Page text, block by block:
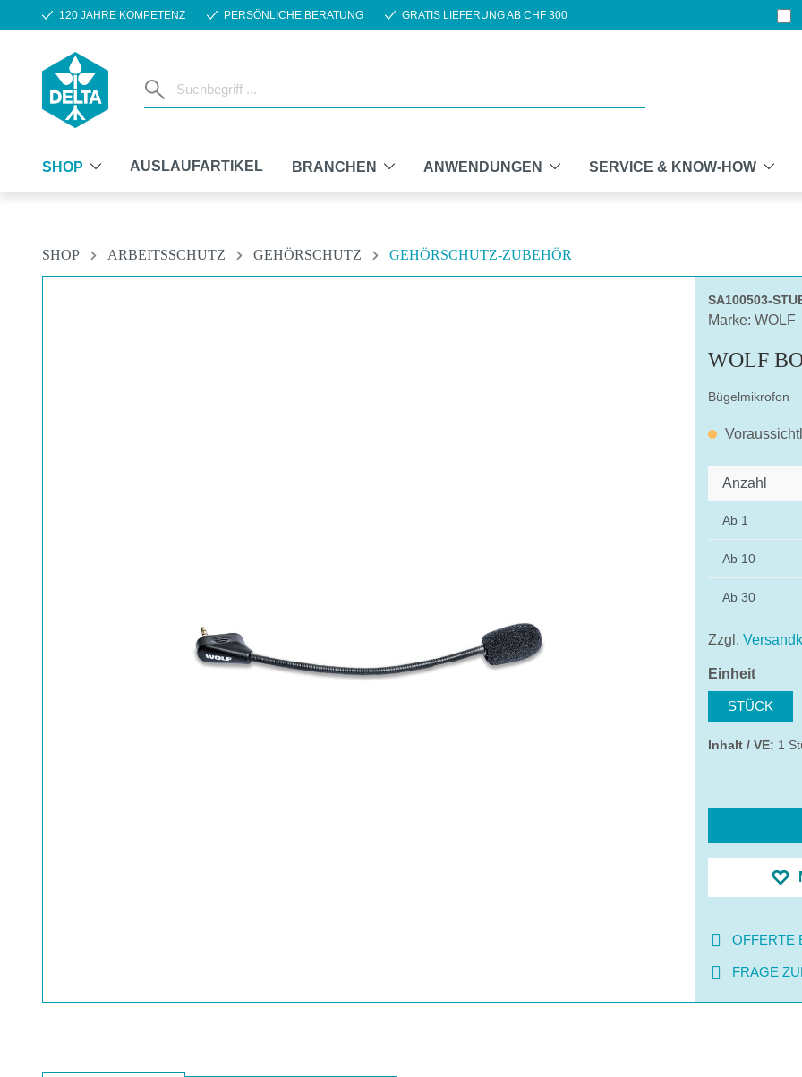
Hauptinhalt springen
Zur Suche springen
Zur Hauptnavigation springen
120 JAHRE KOMPETENZ PERSÖNLICHE BERATUNG GRATIS LIEFERUNG AB CHF 300
SHOP AUSLAUFARTIKEL BRANCHEN ANWENDUNGEN SERVICE & KNOW-HOW
SHOP ARBEITSSCHUTZ GEHÖRSCHUTZ
GEHÖRSCHUTZ-ZUBEHÖR
SA100503-
Marke: WOLF
WOLF
Bügelmikrofon
Anzahl
Ab 1
Ab 10
Ab 30
Zzgl.
Einheit
STÜCK
Inhalt / VE: 1
OFFERTE
FRAGE